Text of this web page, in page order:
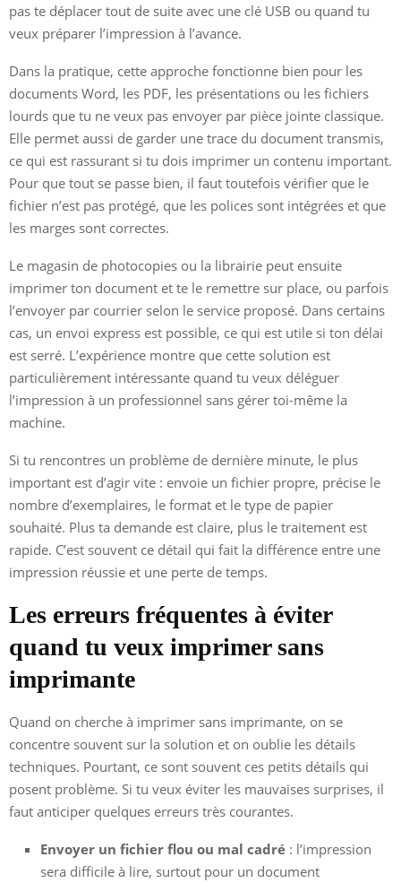
pas te déplacer tout de suite avec une clé USB ou quand tu
veux préparer l’impression à l’avance.
Dans la pratique, cette approche fonctionne bien pour les
documents Word, les PDF, les présentations ou les fichiers
lourds que tu ne veux pas envoyer par pièce jointe classique.
Elle permet aussi de garder une trace du document transmis,
ce qui est rassurant si tu dois imprimer un contenu important.
Pour que tout se passe bien, il faut toutefois vérifier que le
fichier n’est pas protégé, que les polices sont intégrées et que
les marges sont correctes.
Le magasin de photocopies ou la librairie peut ensuite
imprimer ton document et te le remettre sur place, ou parfois
l’envoyer par courrier selon le service proposé. Dans certains
cas, un envoi express est possible, ce qui est utile si ton délai
est serré. L’expérience montre que cette solution est
particulièrement intéressante quand tu veux déléguer
l’impression à un professionnel sans gérer toi-même la
machine.
Si tu rencontres un problème de dernière minute, le plus
important est d’agir vite : envoie un fichier propre, précise le
nombre d’exemplaires, le format et le type de papier
souhaité. Plus ta demande est claire, plus le traitement est
rapide. C’est souvent ce détail qui fait la différence entre une
impression réussie et une perte de temps.
Les erreurs fréquentes à éviter
quand tu veux imprimer sans
imprimante
Quand on cherche à imprimer sans imprimante, on se
concentre souvent sur la solution et on oublie les détails
techniques. Pourtant, ce sont souvent ces petits détails qui
posent problème. Si tu veux éviter les mauvaises surprises, il
faut anticiper quelques erreurs très courantes.
Envoyer un fichier flou ou mal cadré : l’impression
sera difficile à lire, surtout pour un document